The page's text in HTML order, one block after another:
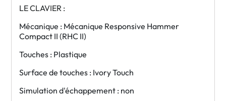
LE CLAVIER :
Mécanique : Mécanique Responsive Hammer
Compact II (RHC II)
Touches : Plastique
Surface de touches : Ivory Touch
Simulation d'échappement : non